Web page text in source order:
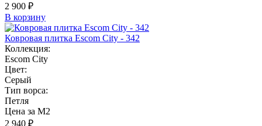
2 900 ₽
В корзину
Ковровая плитка Escom City - 342
Коллекция:
Escom City
Цвет:
Серый
Тип ворса:
Петля
Цена за М2
2 940 ₽